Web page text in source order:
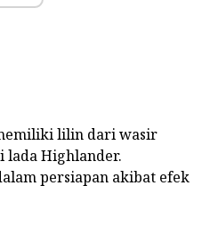
lilin dari wasir
lada Highlander.
persiapan akibat efek